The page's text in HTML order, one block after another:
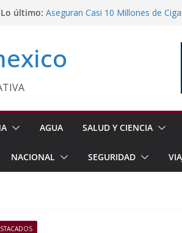
Lo último: Aseguran Casi 10 Millones de
Cruzada Central por el Teatro
Homero Davis Llama a Jóvenes
de México
AGUA SALUD Y CIENCIA
NACIONAL SEGURIDAD